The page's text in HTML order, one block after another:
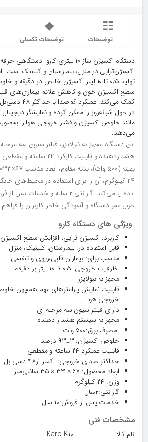
توضیحات توضیحات تکمیلی
دستگاه اکسیژن ساز ۱۰ لیتری کارو
اکسیژن‌تراپی در منزل، بیمارستان و کلینیک است.
سطح اکسیژن خون و کاهش علائم بیماری‌های
کمک می‌کند.
در طول شبانه‌روز را ممکن کرده و نمایشگر دیجیتال
مانند خلوص اکسیژن و فشار خروجی هوا را
می‌دهد.
این دستگاه مجهز به نبولایزر، فیلتراسیون سه
هشداردهنده و قابلیت
۲۴ کیلوگرم، آن را برای استفاده در محیط‌های
طول عمر دستگاه و آسودگی خاطر کاربران را
ویژگی های دستگاه کارو
کاربرد: اکسیژن تراپی، افزایش سطح
قابل استفاده در: بیمارستان، کلینیک، منزل
مناسب برای: بیماران قلبی،ریوی و تنفسی
ظرفیت خروجی: ۰,۵ تا ۱۰ لیتر بر دقیقه
مجهز به نبولایزر
قابلیت نمایش پارامترهای مهم همچون
خروجی هوا
دارای فیلتراسیون سه مرحله ای
مجهز به سیستم هشدار دهنده
مصرف برق:۵۰۰ وات
خلوص اکسیژن: ۳±۹۳ درصد
قابلیت عملکرد ۲۴ ساعته و مقطعی
حداکثر صدای خروجی: کمتر از۴۸ دسی بل
ابعاد محصول: ۶۷ × ۳۳ × ۳۵ سانتی‌متر
وزن: ۲۴ کیلوگرم
گارانتی:۲سال
خدمات پس از فروش:۱۰ سال
مشخصات فنی
نام کالا
Karo K۱۰